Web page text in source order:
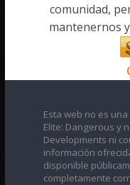
comunidad,
mantenernos y
Esta web no es
Elite: Dangerous y
Developments ni
información
disponible
completamente